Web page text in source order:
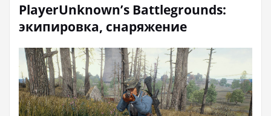
PlayerUnknown’s Battlegrounds:
экипировка, снаряжение